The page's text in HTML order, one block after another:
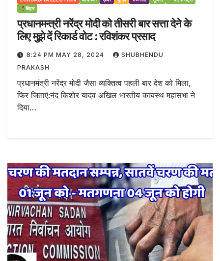
बिहार
प्रधानमन्त्री नरेंद्र मोदी को तीसरी बार सत्ता देने के
लिए मुझे दें रिकार्ड वोट : रविशंकर प्रसाद
8:24 PM MAY 28, 2024
SHUBHENDU
PRAKASH
प्रधानमंत्री नरेंद्र मोदी जैसा व्यक्तित्व पहली बार देश को मिला,
फिर जिताएं:नंद किशोर यादव अखिल भारतीय कायस्थ महासभा ने
दिया…